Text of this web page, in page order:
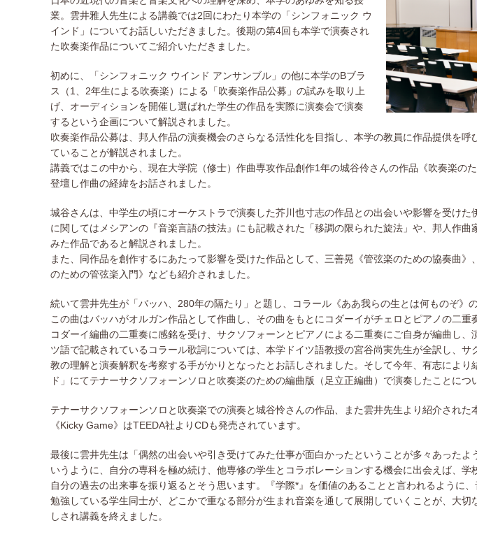
業。雲井雅人先生による講義では2回にわたり本学の「シンフォニック ウ
インド」についてお話しいただきました。後期の第4回も本学で演奏され
た吹奏楽作品についてご紹介いただきました。
初めに、「シンフォニック ウインド アンサンブル」の他に本学のBブラ
ス（1、2年生による吹奏楽）による「吹奏楽作品公募」の試みを取り上
げ、オーディションを開催し選ばれた学生の作品を実際に演奏会で演奏
するという企画について解説されました。
吹奏楽作品公募は、邦人作品の演奏機会のさらなる活性化を目指し、本学の教員に作品提供を
ていることが解説されました。
講義ではこの中から、現在大学院（修士）作曲専攻作品創作1年の城谷伶さんの作品《吹奏楽の
登壇し作曲の経緯をお話されました。
城谷さんは、中学生の頃にオーケストラで演奏した芥川也寸志の作品との出会いや影響を受け
に関してはメシアンの『音楽言語の技法』にも記載された「移調の限られた旋法」や、邦人作
みた作品であると解説されました。
また、同作品を創作するにあたって影響を受けた作品として、三善晃《管弦楽のための協奏曲
のための管弦楽入門》なども紹介されました。
続いて雲井先生が「バッハ、280年の隔たり」と題し、コラール《ああ我らの生とは何ものぞ》
この曲はバッハがオルガン作品として作曲し、その曲をもとにコダーイがチェロとピアノの二
コダーイ編曲の二重奏に感銘を受け、サクソフォーンとピアノによる二重奏にご自身が編曲し
ツ語で記載されているコラール歌詞については、本学ドイツ語教授の宮谷尚実先生が全訳し、サ
教の理解と演奏解釈を考察する手がかりとなったとお話しされました。そして今年、有志によ
ド」にてテナーサクソフォーンソロと吹奏楽のための編曲版（足立正編曲）で演奏したことにつ
テナーサクソフォーンソロと吹奏楽での演奏と城谷怜さんの作品、また雲井先生より紹介され
《Kicky Game》はTEEDA社よりCDも発売されています。
最後に雲井先生は「偶然の出会いや引き受けてみた仕事が面白かったということが多々あったよ
いうように、自分の専科を極め続け、他専修の学生とコラボレーションする機会に出会えば、学
自分の過去の出来事を振り返るとそう思います。『学際*』を価値のあることと言われるように
勉強している学生同士が、どこかで重なる部分が生まれ音楽を通して展開していくことが、大
しされ講義を終えました。